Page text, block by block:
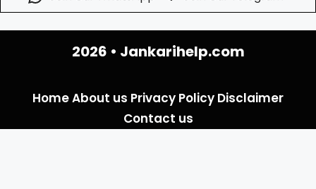
2026 • Jankarihelp.com
HomeAbout us Privacy Policy Disclaimer
Contact us